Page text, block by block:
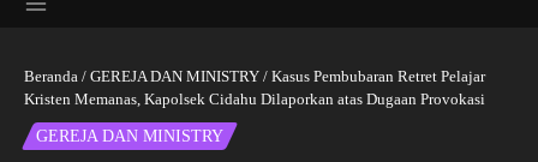
Beranda / GEREJA DAN MINISTRY / Kasus Pembubaran Retret Pelajar
Kristen Memanas, Kapolsek Cidahu Dilaporkan atas Dugaan Provokasi
GEREJA DAN MINISTRY